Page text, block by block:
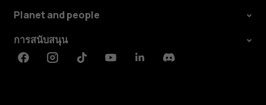
Planet and people
การสนับสนุน
FacebookInstagramTiktokYoutubeLinkedinDiscord